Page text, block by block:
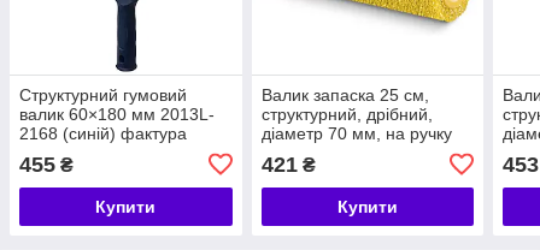
Структурний гумовий
валик 60×180 мм 2013L-
2168 (синій) фактура
декоративних покриттів
455 ₴
Купити
Валик запаска 25 см,
структурний, дрібний,
діаметр 70 мм, на ручку
421₴
Купити
453